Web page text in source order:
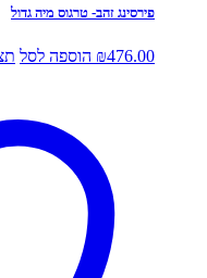
פירסינג זהב- טרגוס מיה גדול
₪476.00 הוספה לסל